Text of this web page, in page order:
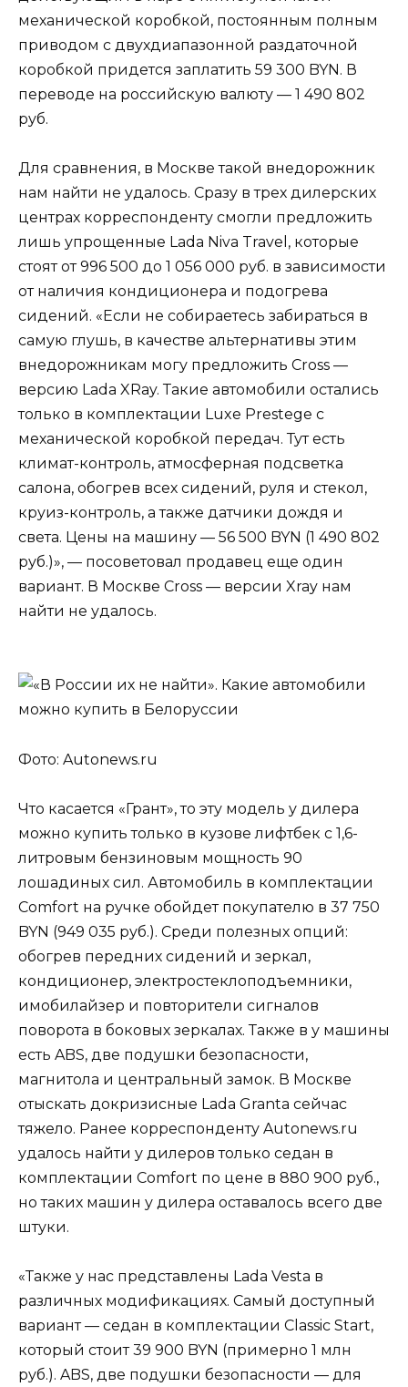
механической коробкой, постоянным полным
приводом с двухдиапазонной раздаточной
коробкой придется заплатить 59 300 BYN. В
переводе на российскую валюту — 1 490 802
руб.
Для сравнения, в Москве такой внедорожник
нам найти не удалось. Сразу в трех дилерских
центрах корреспонденту смогли предложить
лишь упрощенные Lada Niva Travel, которые
стоят от 996 500 до 1 056 000 руб. в зависимости
от наличия кондиционера и подогрева
сидений. «Если не собираетесь забираться в
самую глушь, в качестве альтернативы этим
внедорожникам могу предложить Cross —
версию Lada XRay. Такие автомобили остались
только в комплектации Luxe Prestege с
механической коробкой передач. Тут есть
климат-контроль, атмосферная подсветка
салона, обогрев всех сидений, руля и стекол,
круиз-контроль, а также датчики дождя и
света. Цены на машину — 56 500 BYN (1 490 802
руб.)», — посоветовал продавец еще один
вариант. В Москве Cross — версии Xray нам
найти не удалось.
Фото: Autonews.ru
Что касается «Грант», то эту модель у дилера
можно купить только в кузове лифтбек с 1,6-
литровым бензиновым мощность 90
лошадиных сил. Автомобиль в комплектации
Comfort на ручке обойдет покупателю в 37 750
BYN (949 035 руб.). Среди полезных опций:
обогрев передних сидений и зеркал,
кондиционер, электростеклоподъемники,
имобилайзер и повторители сигналов
поворота в боковых зеркалах. Также в у машины
есть ABS, две подушки безопасности,
магнитола и центральный замок. В Москве
отыскать докризисные Lada Granta сейчас
тяжело. Ранее корреспонденту Autonews.ru
удалось найти у дилеров только седан в
комплектации Comfort по цене в 880 900 руб.,
но таких машин у дилера оставалось всего две
штуки.
«Также у нас представлены Lada Vesta в
различных модификациях. Самый доступный
вариант — седан в комплектации Classic Start,
который стоит 39 900 BYN (примерно 1 млн
руб.). ABS, две подушки безопасности — для